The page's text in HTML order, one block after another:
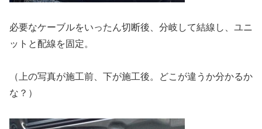
必要なケーブルをいったん切断後、分岐して結線し、ユニ
ットと配線を固定。
（上の写真が施工前、下が施工後。どこが違うか分かるか
な？）